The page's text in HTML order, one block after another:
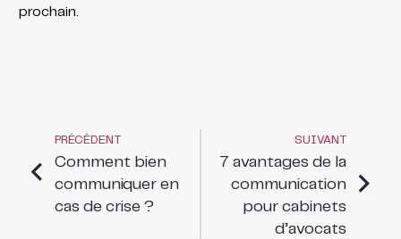
prochain.
PRÉCÉDENT
Comment bien
communiquer en
cas de crise ?
SUIVANT
7 avantages de la
communication
pour cabinets
d’avocats